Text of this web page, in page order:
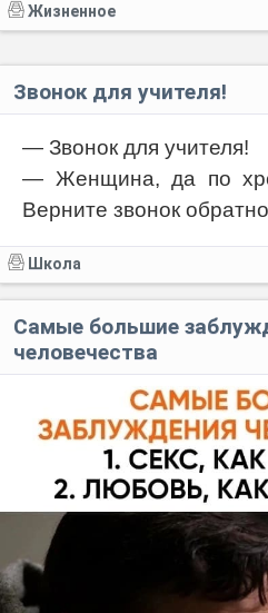
Жизненное
Звонок для учителя!
— Звонок для учителя!
— Женщина, да по
Верните звонок
Школа
Самые большие
человечества